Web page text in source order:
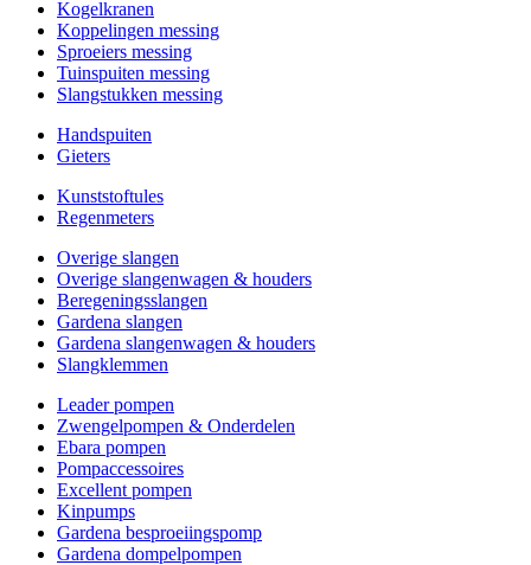
Kogelkranen
Koppelingen messing
Sproeiers messing
Tuinspuiten messing
Slangstukken messing
Handspuiten
Gieters
Kunststoftules
Regenmeters
Overige slangen
Overige slangenwagen & houders
Beregeningsslangen
Gardena slangen
Gardena slangenwagen & houders
Slangklemmen
Leader pompen
Zwengelpompen & Onderdelen
Ebara pompen
Pompaccessoires
Excellent pompen
Kinpumps
Gardena besproeiingspomp
Gardena dompelpompen